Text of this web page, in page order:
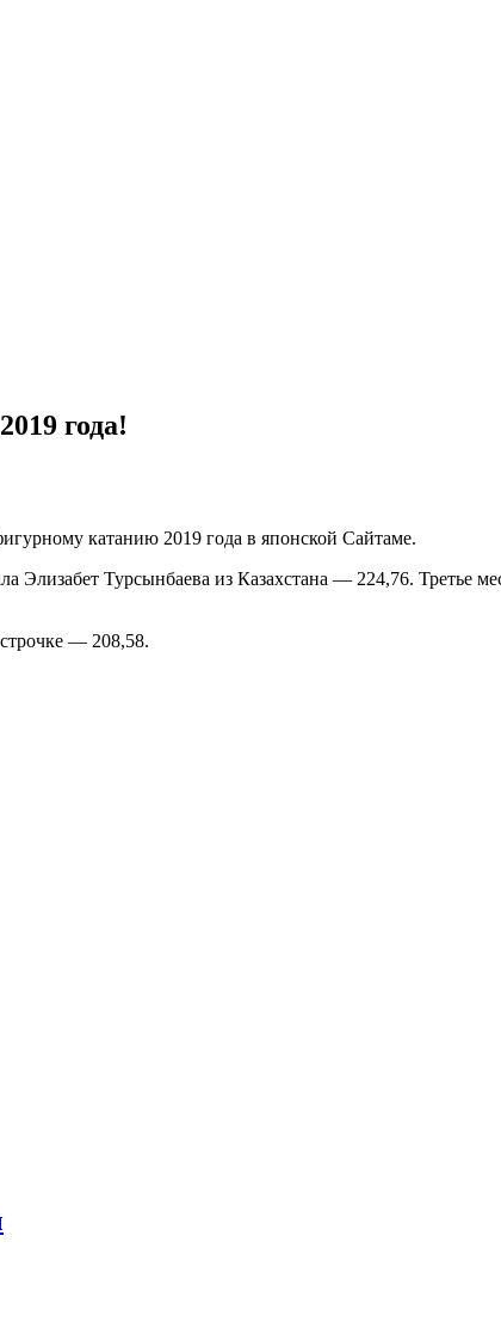
года!
катанию 2019 года в японской Сайтаме.
Элизабет Турсынбаева из Казахстана — 224,76. Третье
— 208,58.